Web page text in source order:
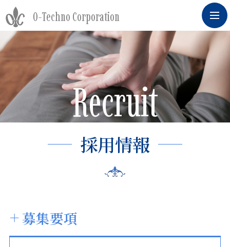
O-Techno Corporation
Recruit
採用情報
募集要項